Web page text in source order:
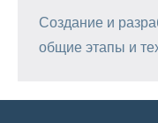
Создание и
общие этапы и